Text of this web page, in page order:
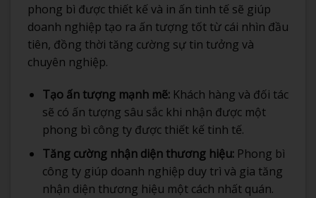
phong bì được thiết kế và in ấn tinh tế sẽ giúp
doanh nghiệp tạo ra ấn tượng tốt từ cái nhìn đầu
tiên, đồng thời tăng cường sự tin tưởng và
chuyên nghiệp.
Tạo ấn tượng mạnh mẽ:Khách hàng và đối tác
sẽ có ấn tượng sâu sắc khi nhận được một
phong bì công ty được thiết kế tinh tế.
Tăng cường nhận diện thương hiệu:Phong bì
công ty giúp doanh nghiệp duy trì và gia tăng
nhận diện thương hiệu một cách nhất quán.